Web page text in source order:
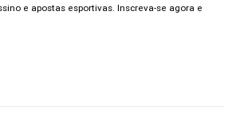
e apostas esportivas. Inscreva-se agora e